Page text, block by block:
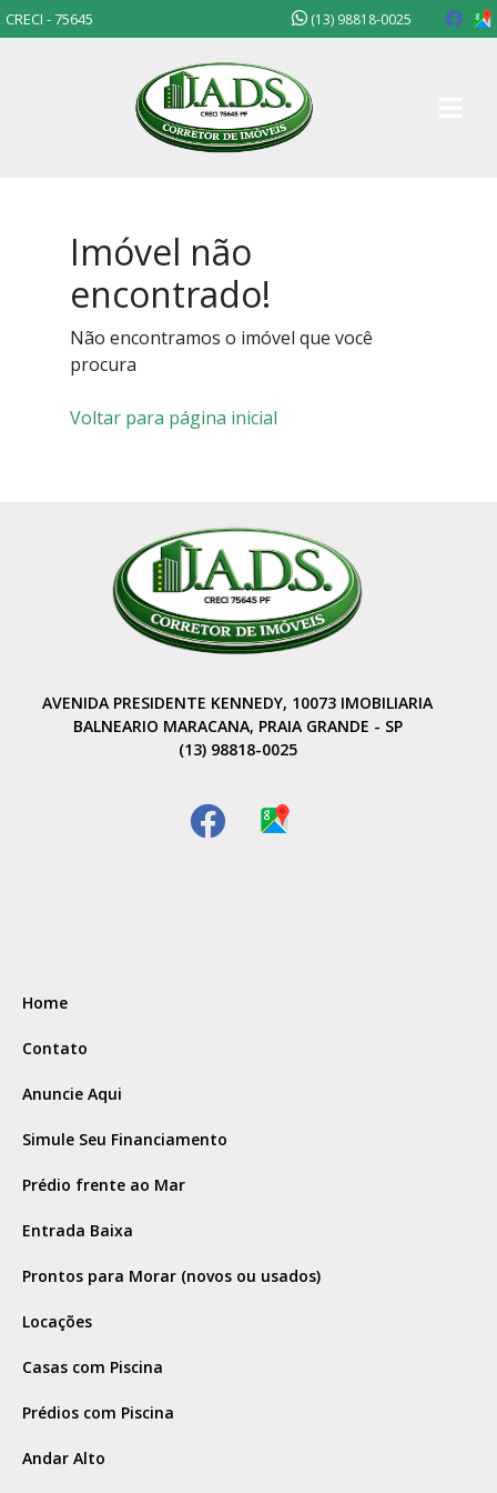
CRECI - 75645 (13) 98818-0025
Imóvel não
encontrado!
Não encontramos o imóvel que você
procura
Voltar para página inicial
AVENIDA PRESIDENTE KENNEDY, 10073 IMOBILIARIA
BALNEARIO MARACANA, PRAIA GRANDE - SP
(13) 98818-0025
Home
Contato
Anuncie Aqui
Simule Seu Financiamento
Prédio frente ao Mar
Entrada Baixa
Prontos para Morar (novos ou usados)
Locações
Casas com Piscina
Prédios com Piscina
Andar Alto